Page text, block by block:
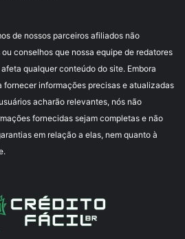
de nossos parceiros afiliados não
conselhos que nossa equipe de redatores
qualquer conteúdo do site. Embora
fornecer informações precisas e atualizadas
acharão relevantes, nós não
fornecidas sejam completas e não
em relação a elas, nem quanto à